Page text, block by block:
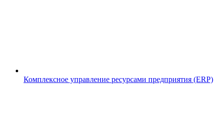
Комплексное управление ресурсами предприятия (ERP)